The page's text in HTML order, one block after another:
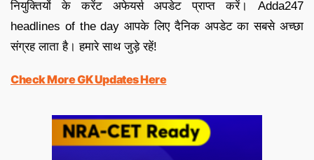
नियुक्तियों के करेंट अफेयर्स अपडेट प्राप्त करें। Adda247
headlines of the day आपके लिए दैनिक अपडेट का सबसे अच्छा
संग्रह लाता है। हमारे साथ जुड़े रहें!
Check More GK Updates Here